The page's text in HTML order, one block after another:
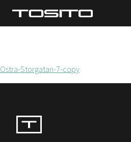
Ostra-Storgatan-7-copy